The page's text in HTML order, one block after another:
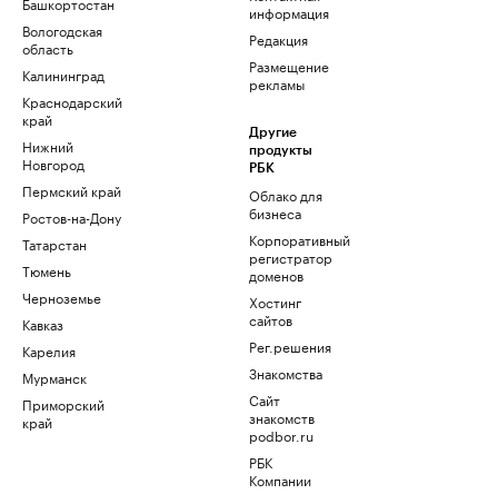
Вологодская
область
Калининград
Краснодарский
край
Нижний
Новгород
Пермский край
Ростов-на-Дону
Татарстан
Тюмень
Черноземье
Кавказ
Карелия
Мурманск
Приморский
край
информация
Редакция
Размещение
рекламы
Другие
продукты
РБК
Облако для
бизнеса
Корпоративный
регистратор
доменов
Хостинг
сайтов
Рег.решения
Знакомства
Сайт
знакомств
podbor.ru
РБК
Компании